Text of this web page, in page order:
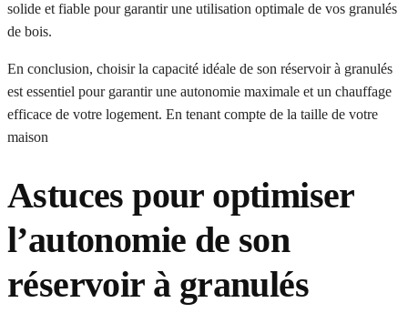
solide et fiable pour garantir une utilisation optimale de vos granulés
de bois.
En conclusion, choisir la capacité idéale de son réservoir à granulés
est essentiel pour garantir une autonomie maximale et un chauffage
efficace de votre logement. En tenant compte de la taille de votre
maison
Astuces pour optimiser
l’autonomie de son
réservoir à granulés